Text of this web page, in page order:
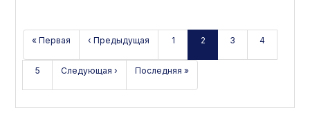
« Первая ‹ Предыдущая 1 2 3 4
5 Следующая › Последняя »